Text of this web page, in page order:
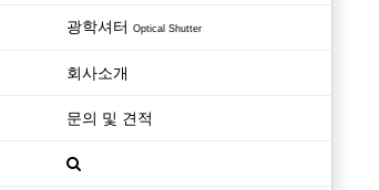
광학셔터 Optical Shutter
회사소개
문의 및 견적